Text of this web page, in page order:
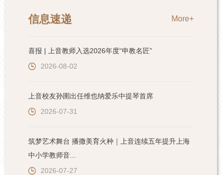
信息速递 More+
喜报 | 上音教师入选2026年度“申教名匠”
2026-08-02
上音校友孙圉出任维也纳爱乐中提琴首席
2026-07-31
筑梦艺术舞台 播撒美育火种｜上音连续五年提升上海
中小学教师音...
2026-07-27